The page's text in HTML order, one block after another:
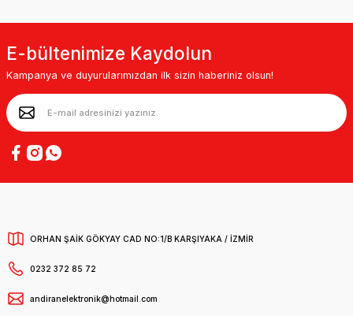
E-bültenimize Kaydolun
Kampanya ve duyurularımızdan ilk sizin haberiniz olsun!
ORHAN ŞAİK GÖKYAY CAD NO:1/B KARŞIYAKA / İZMİR
0232 372 85 72
andiranelektronik@hotmail.com